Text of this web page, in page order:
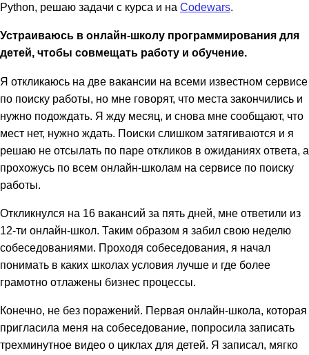
Python, решаю задачи с курса и на Codewars.
Устраиваюсь в онлайн-школу программирования для
детей, чтобы совмещать работу и обучение.
Я откликаюсь на две вакансии на всеми известном сервисе
по поиску работы, но мне говорят, что места закончились и
нужно подождать. Я жду месяц, и снова мне сообщают, что
мест нет, нужно ждать. Поиски слишком затягиваются и я
решаю не отсылать по паре откликов в ожиданиях ответа, а
прохожусь по всем онлайн-школам на сервисе по поиску
работы.
Откликнулся на 16 вакансий за пять дней, мне ответили из
12-ти онлайн-школ. Таким образом я забил свою неделю
собеседованиями. Проходя собеседования, я начал
понимать в каких школах условия лучше и где более
грамотно отлажены бизнес процессы.
Конечно, не без поражений. Первая онлайн-школа, которая
пригласила меня на собеседование, попросила записать
трехминутное видео о циклах для детей. Я записал, мягко